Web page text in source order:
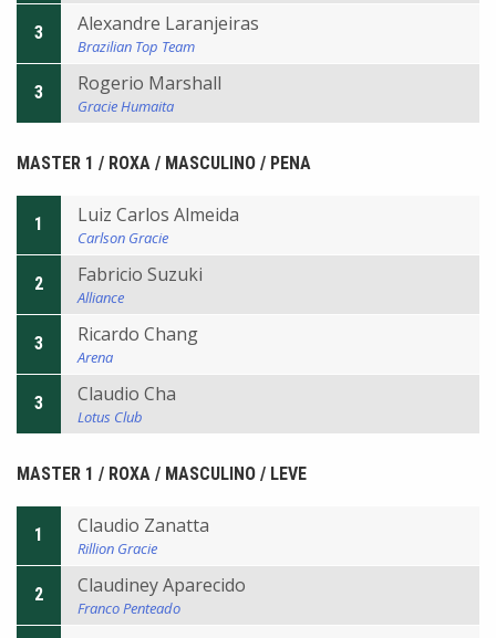
3 Alexandre Laranjeiras
Brazilian Top Team
3 Rogerio Marshall
Gracie Humaita
MASTER 1 / ROXA / MASCULINO / PENA
1 Luiz Carlos Almeida
Carlson Gracie
2 Fabricio Suzuki
Alliance
3 Ricardo Chang
Arena
3 Claudio Cha
Lotus Club
MASTER 1 / ROXA / MASCULINO / LEVE
1 Claudio Zanatta
Rillion Gracie
2 Claudiney Aparecido
Franco Penteado